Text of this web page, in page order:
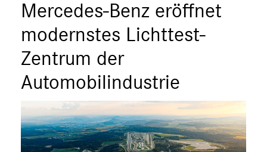
MEDIA
ÜBER UNS
ANSPRECHPARTNER
Mercedes-Benz eröffnet
modernstes Lichttest-
Zentrum der
Automobilindustrie